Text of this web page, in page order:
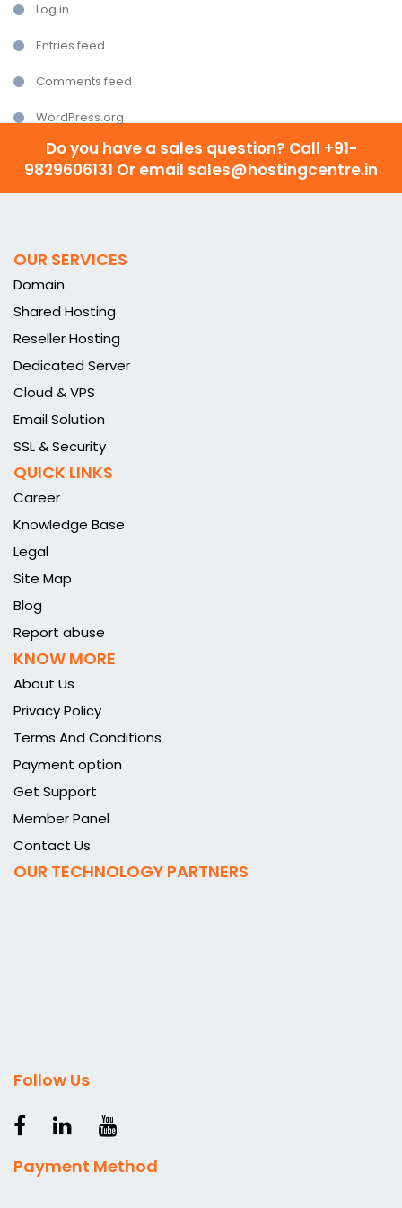
Log in
Entries feed
Comments feed
WordPress.org
Do you have a sales question? Call +91-
9829606131 Or email sales@hostingcentre.in
OUR SERVICES
Domain
Shared Hosting
Reseller Hosting
Dedicated Server
Cloud & VPS
Email Solution
SSL & Security
QUICK LINKS
Career
Knowledge Base
Legal
Site Map
Blog
Report abuse
KNOW MORE
About Us
Privacy Policy
Terms And Conditions
Payment option
Get Support
Member Panel
Contact Us
OUR TECHNOLOGY PARTNERS
Follow Us
Payment Method